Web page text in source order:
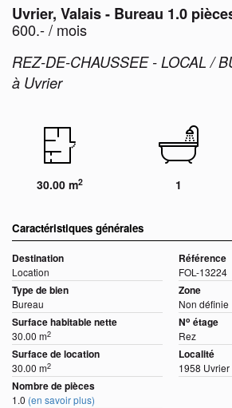
Uvrier, Valais - Bureau 1.0
600.- / mois
REZ-DE-CHAUSSEE - LOCAL /
à Uvrier
30.00 m2 1
Caractéristiques générales
Destination
Location
Type de bien
Bureau
Surface habitable nette
30.00 m2
Surface de location
30.00 m2
Nombre de pièces
1.0 (en savoir plus)
Référence
FOL-13224
Zone
Non définie
No étage
Rez
Localité
1958 Uvrier